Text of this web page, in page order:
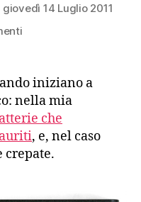
giovedì 14 Luglio 2011
su
membrana
di
uno
ZX
Spectrum
iniziano a
nella mia
che
, e, nel caso
crepate.